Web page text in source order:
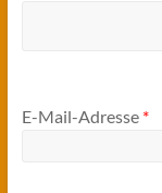
E-Mail-Adresse *